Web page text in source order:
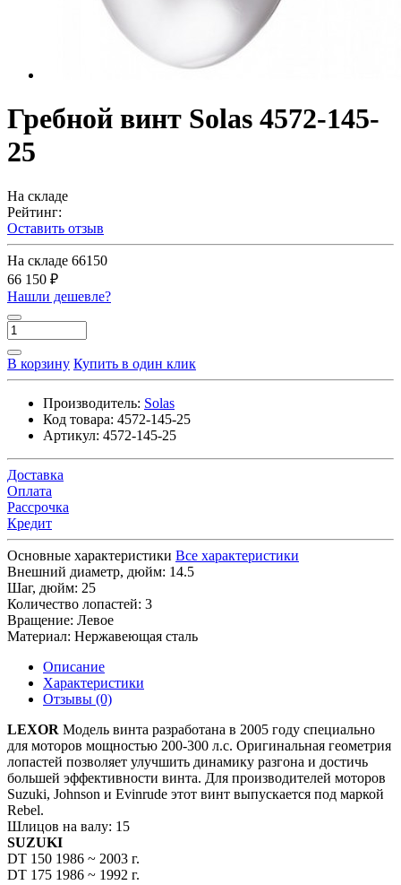
Гребной винт Solas 4572-145-
25
На складе
Рейтинг:
Оставить отзыв
На складе 66150
66 150 ₽
Нашли дешевле?
В корзину Купить в один клик
Производитель: Solas
Код товара: 4572-145-25
Артикул: 4572-145-25
Доставка
Оплата
Рассрочка
Кредит
Основные характеристики Все характеристики
Внешний диаметр, дюйм: 14.5
Шаг, дюйм: 25
Количество лопастей: 3
Вращение: Левое
Материал: Нержавеющая сталь
Описание
Характеристики
Отзывы (0)
LEXOR Модель винта разработана в 2005 году специально
для моторов мощностью 200-300 л.с. Оригинальная геометрия
лопастей позволяет улучшить динамику разгона и достичь
большей эффективности винта. Для производителей моторов
Suzuki, Johnson и Evinrude этот винт выпускается под маркой
Rebеl.
Шлицов на валу: 15
SUZUKI
DT 150 1986 ~ 2003 г.
DT 175 1986 ~ 1992 г.